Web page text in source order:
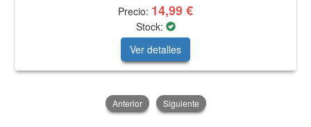
Precio: 14,99 €
Stock:
Ver detalles
Anterior Siguiente